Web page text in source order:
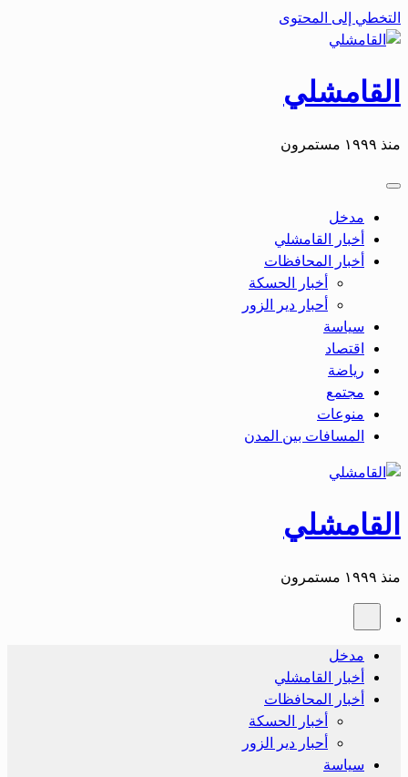
التخطي إلى المحتوى
القامشلي
منذ ١٩٩٩ مستمرون
مدخل
أخبار القامشلي
أخبار المحافظات
أخبار الحسكة
أحبار دير الزور
سياسة
اقتصاد
رياضة
مجتمع
منوعات
المسافات بين المدن
القامشلي
منذ ١٩٩٩ مستمرون
مدخل
أخبار القامشلي
أخبار المحافظات
أخبار الحسكة
أحبار دير الزور
سياسة